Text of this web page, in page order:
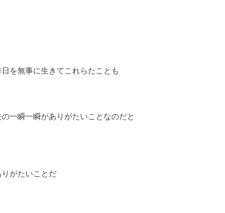
を無事に生きてこれらたことも
一瞬一瞬がありがたいことなのだと
がたいことだ